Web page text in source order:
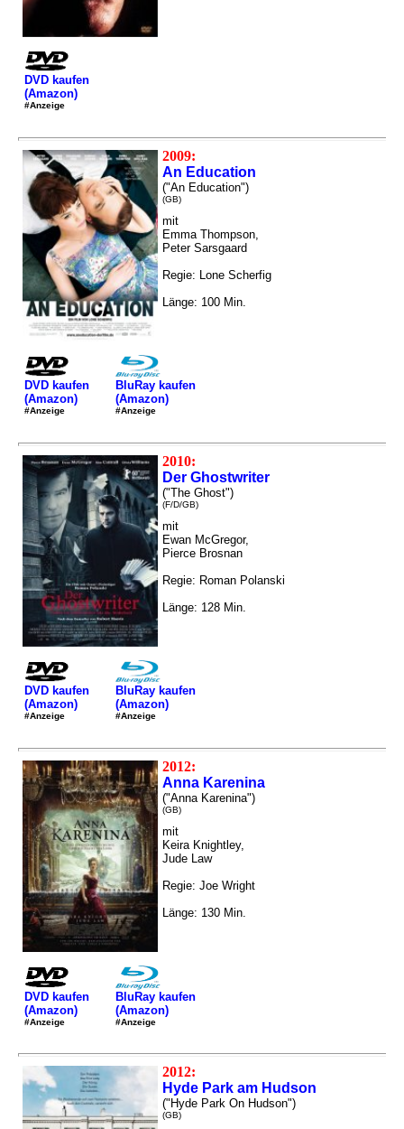
DVD kaufen
(Amazon)
#Anzeige
2009:
An Education
("An Education")
(GB)
mit
Emma Thompson,
Peter Sarsgaard
Regie: Lone Scherfig
Länge: 100 Min.
DVD kaufen
(Amazon)
#Anzeige
BluRay kaufen
(Amazon)
#Anzeige
2010:
Der Ghostwriter
("The Ghost")
(F/D/GB)
mit
Ewan McGregor,
Pierce Brosnan
Regie: Roman Polanski
Länge: 128 Min.
DVD kaufen
(Amazon)
#Anzeige
BluRay kaufen
(Amazon)
#Anzeige
2012:
Anna Karenina
("Anna Karenina")
(GB)
mit
Keira Knightley,
Jude Law
Regie: Joe Wright
Länge: 130 Min.
DVD kaufen
(Amazon)
#Anzeige
BluRay kaufen
(Amazon)
#Anzeige
2012:
Hyde Park am Hudson
("Hyde Park On Hudson")
(GB)